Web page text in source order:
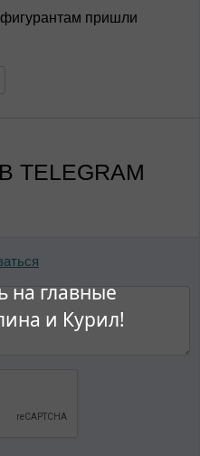
на главные
и Курил!
пришли